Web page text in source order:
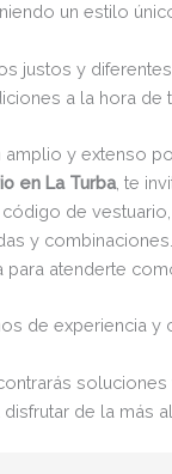
un estilo
justos y
a la hora de
amplio y extenso
en La Turba, te
de
y
para atenderte
de experiencia y
soluciones
de la más